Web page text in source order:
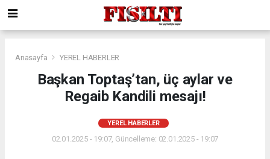
Anasayfa YEREL HABERLER
Başkan Toptaş’tan, üç aylar ve
Regaib Kandili mesajı!
YEREL HABERLER
02.01.2025 - 19:07, Güncelleme: 02.01.2025 - 19:07